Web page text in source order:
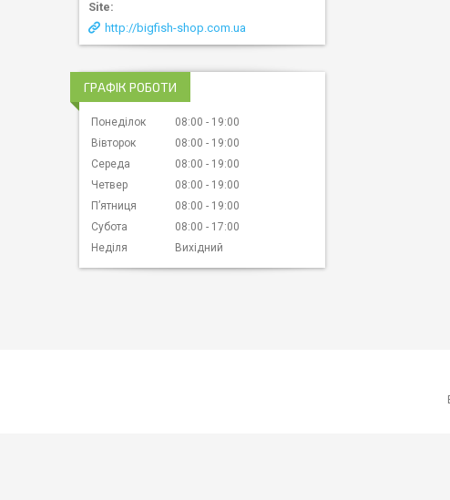
http://bigfish-shop.com.ua
ГРАФІК РОБОТИ
Понеділок 08:00
19:00
Вівторок
08:00
19:00
Середа
08:00
19:00
Четвер
08:00
19:00
Пʼятниця
08:00
19:00
Субота
08:00
17:00
Неділя
Вихідний